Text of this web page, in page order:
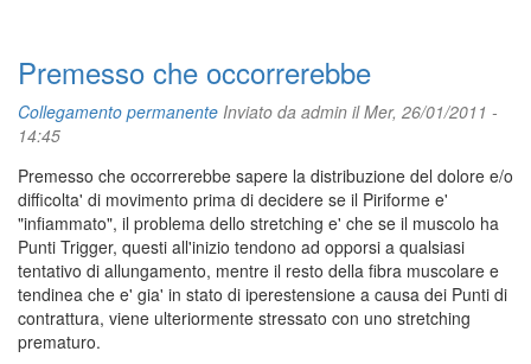
Premesso che occorrerebbe
Collegamento permanente Inviato da admin il Mer, 26/01/2011 -
14:45
Premesso che occorrerebbe sapere la distribuzione del dolore e/o
difficolta' di movimento prima di decidere se il Piriforme e'
"infiammato", il problema dello stretching e' che se il muscolo ha
Punti Trigger, questi all'inizio tendono ad opporsi a qualsiasi
tentativo di allungamento, mentre il resto della fibra muscolare e
tendinea che e' gia' in stato di iperestensione a causa dei Punti di
contrattura, viene ulteriormente stressato con uno stretching
prematuro.